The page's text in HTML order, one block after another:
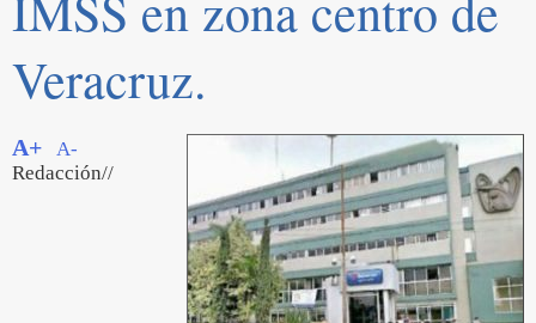
Veracruz.
A+
A-
Redacción//